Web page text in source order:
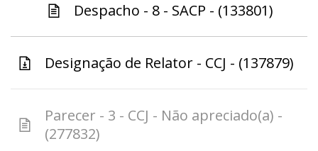
Despacho - 8 - SACP - (133801)
Designação de Relator - CCJ - (137879)
Parecer - 3 - CCJ - Não apreciado(a) -
(277832)